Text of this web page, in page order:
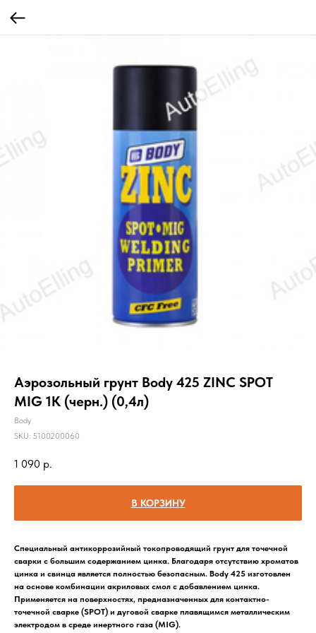
Аэрозольный грунт Body 425 ZINC SPOT
MIG 1К (черн.) (0,4л)
Body
SKU: 5100200060
1 090 р.
В КОРЗИНУ
Специальный антикоррозийный токопроводящий грунт для точечной
сварки с большим содержанием цинка. Благодаря отсутствию хроматов
цинка и свинца является полностью безопасным. Body 425 изготовлен
на основе комбинации акриловых смол с добавлением цинка.
Применяется на поверхностях, предназначенных для контактно-
точечной сварке (SPOT) и дуговой сварке плавящимся металлическим
электродом в среде инертного газа (MIG).